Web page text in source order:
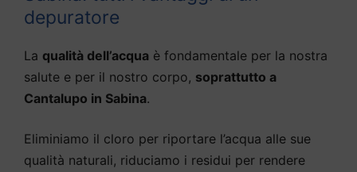
depuratore
La qualità dell’acqua è fondamentale per la nostra
salute e per il nostro corpo, soprattutto a
Cantalupo in Sabina.
Eliminiamo il cloro per riportare l’acqua alle sue
qualità naturali, riduciamo i residui per rendere